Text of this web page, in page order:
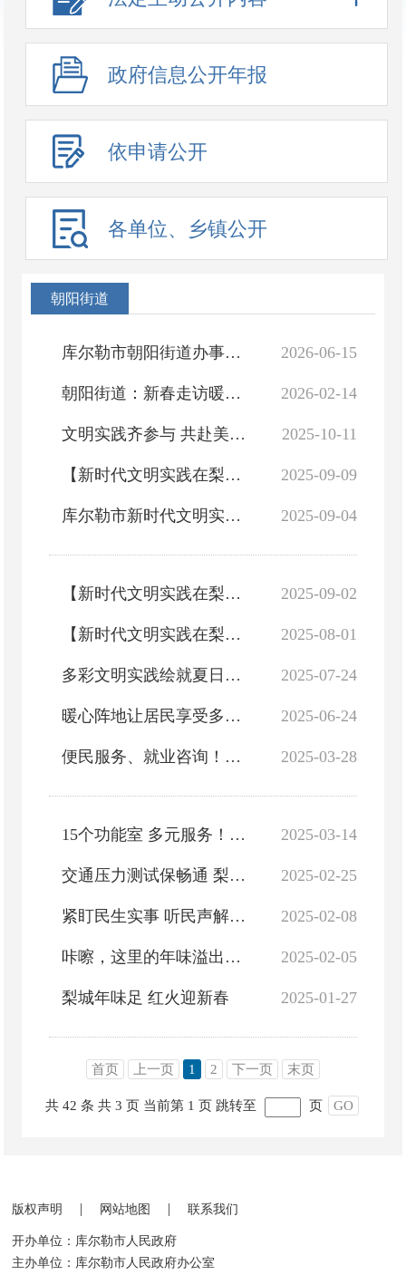
政府信息公开年报
依申请公开
各单位、乡镇公开
朝阳街道
2026-06-15
库尔勒市朝阳街道办事处机构职能
2026-02-14
朝阳街道：新春走访暖民心 温情帮扶护平安
2025-10-11
文明实践齐参与 共赴美好新征程
2025-09-09
【新时代文明实践在梨城】有滋有味！多彩文明实践润民心
2025-09-04
库尔勒市新时代文明实践站自治区示范点风采展（十八）——朝阳街道团结社区新时代文明实践站
2025-09-02
【新时代文明实践在梨城】文明实践接地气 多元活动润邻里
2025-08-01
【新时代文明实践在梨城】多彩文明实践 绘就幸福画卷
2025-07-24
多彩文明实践绘就夏日幸福画卷
2025-06-24
暖心阵地让居民享受多彩生活
2025-03-28
便民服务、就业咨询！走进库尔勒百姓家门的服务阵地
2025-03-14
15个功能室 多元服务！梨城这个党群服务阵地受“追捧”
2025-02-25
交通压力测试保畅通 梨城各方力量在行动
2025-02-08
紧盯民生实事 听民声解民忧
2025-02-05
咔嚓，这里的年味溢出了屏幕，流进了群众心田！
2025-01-27
梨城年味足 红火迎新春
首页 上一页 1 2 下一页 末页
共 42 条 共 3 页 当前第 1 页 跳转至 页 GO
版权声明 | 网站地图 | 联系我们
开办单位：库尔勒市人民政府
主办单位：库尔勒市人民政府办公室